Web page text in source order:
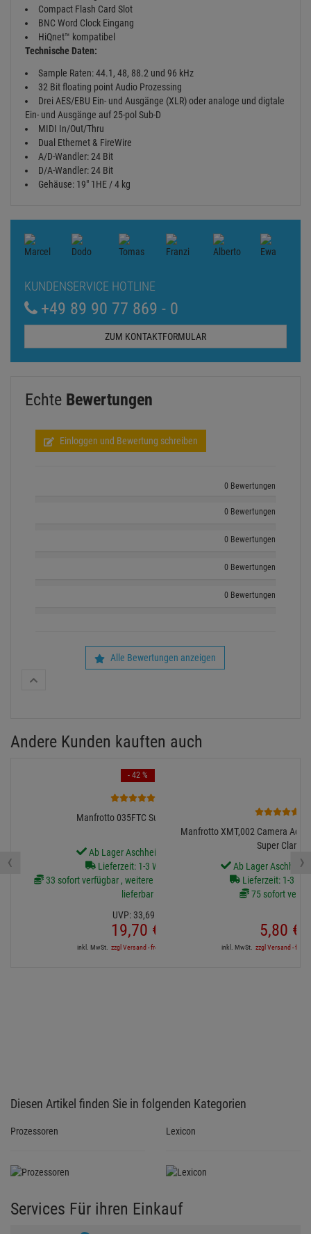
Compact Flash Card Slot
BNC Word Clock Eingang
HiQnet™ kompatibel
Technische Daten:
Sample Raten: 44.1, 48, 88.2 und 96 kHz
32 Bit floating point Audio Prozessing
Drei AES/EBU Ein- und Ausgänge (XLR) oder analoge und digtale
Ein- und Ausgänge auf 25-pol Sub-D
MIDI In/Out/Thru
Dual Ethernet & FireWire
A/D-Wandler: 24 Bit
D/A-Wandler: 24 Bit
Gehäuse: 19" 1HE / 4 kg
KUNDENSERVICE HOTLINE
+49 89 90 77 869 - 0
ZUM KONTAKTFORMULAR
Echte Bewertungen
Einloggen und Bewertung schreiben
0 Bewertungen
0 Bewertungen
0 Bewertungen
0 Bewertungen
0 Bewertungen
Alle Bewertungen anzeigen
Andere Kunden kauften auch
Manfrotto 035FTC Super-Clamp
Ab Lager Aschheim lieferbar
Lieferzeit: 1-3 Werktage
33 sofort verfügbar , weitere Artikel ab Zentrallager
lieferbar
UVP: 33,69
19,70 €
inkl. MwSt. zzgl Versand - frei ab 90,-€ in DE
- 42 %
Manfrotto XMT,002 Camera
Super Clamp
Ab Lager
Lieferzeit: 1-3
75 sofort
5,80 €
inkl. MwSt. zzgl Versand - frei
‹ ›
Diesen Artikel finden Sie in folgenden Kategorien
Prozessoren Lexicon
Services Für ihren Einkauf